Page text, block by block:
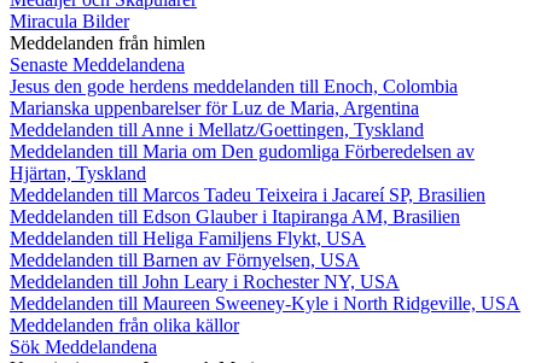
Miracula Bilder
Meddelanden från himlen
Senaste Meddelandena
Jesus den gode herdens meddelanden till Enoch, Colombia
Marianska uppenbarelser för Luz de Maria, Argentina
Meddelanden till Anne i Mellatz/Goettingen, Tyskland
Meddelanden till Maria om Den gudomliga Förberedelsen av
Hjärtan, Tyskland
Meddelanden till Marcos Tadeu Teixeira i Jacareí SP, Brasilien
Meddelanden till Edson Glauber i Itapiranga AM, Brasilien
Meddelanden till Heliga Familjens Flykt, USA
Meddelanden till Barnen av Förnyelsen, USA
Meddelanden till John Leary i Rochester NY, USA
Meddelanden till Maureen Sweeney-Kyle i North Ridgeville, USA
Meddelanden från olika källor
Sök Meddelandena